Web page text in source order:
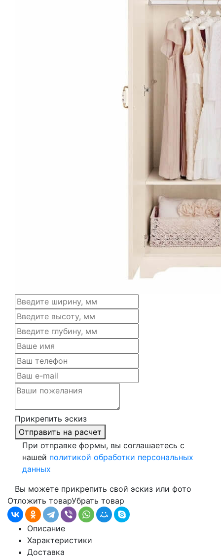
Прикрепить эскиз
Отправить на расчет
При отправке формы, вы соглашаетесь с
нашей политикой обработки персональных
данных
Вы можете прикрепить свой эскиз или фото
Отложить товарУбрать товар
Описание
Характеристики
Доставка